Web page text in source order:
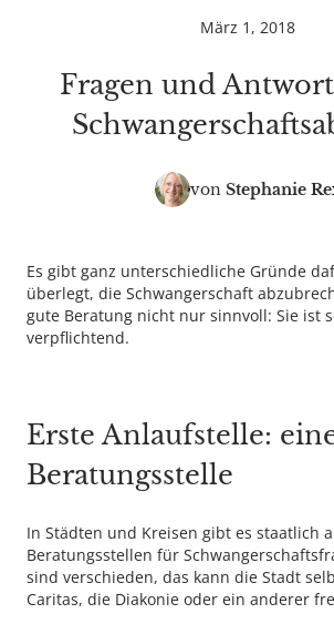
März 1, 2018
Fragen und
von Stephanie
Es gibt ganz unterschiedliche Gründe
überlegt, die Schwangerschaft
gute Beratung nicht nur sinnvoll: Sie ist
verpflichtend.
Erste Anlaufstelle:
Beratungsstelle
In Städten und Kreisen gibt es staatlich
Beratungsstellen für
sind verschieden, das kann die Stadt
Caritas, die Diakonie oder ein anderer